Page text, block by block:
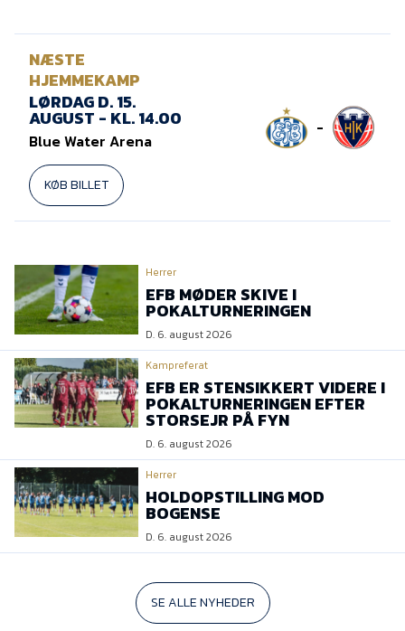
NÆSTE
HJEMMEKAMP
LØRDAG D. 15.
AUGUST - KL. 14.00
Blue Water Arena
KØB BILLET
-
Herrer
EFB MØDER SKIVE I
POKALTURNERINGEN
D. 6. august 2026
Kampreferat
EFB ER STENSIKKERT VIDERE I
POKALTURNERINGEN EFTER
STORSEJR PÅ FYN
D. 6. august 2026
Herrer
HOLDOPSTILLING MOD
BOGENSE
D. 6. august 2026
SE ALLE NYHEDER